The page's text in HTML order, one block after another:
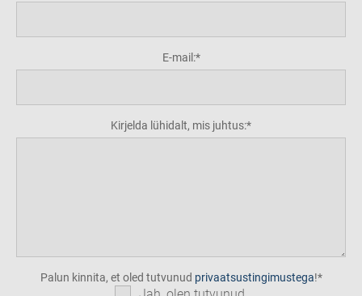
E-mail:
Kirjelda lühidalt, mis juhtus:
Palun kinnita, et oled tutvunud privaatsustingimustega!